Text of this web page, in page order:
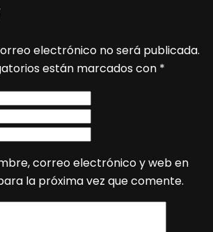
electrónico no será publicada.
están marcados con *
correo electrónico y web en
la próxima vez que comente.